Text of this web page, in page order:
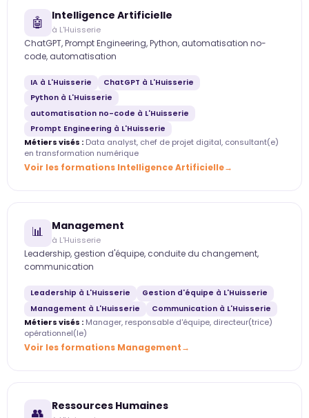
🤖 Intelligence Artificielle
à L'Huisserie
ChatGPT, Prompt Engineering, Python, automatisation no-
code, automatisation
IA à L'Huisserie
ChatGPT à L'Huisserie
Python à L'Huisserie
automatisation no-code à L'Huisserie
Prompt Engineering à L'Huisserie
Métiers visés : Data analyst, chef de projet digital, consultant(e)
en transformation numérique
Voir les formations Intelligence Artificielle
📊 Management
à L'Huisserie
Leadership, gestion d'équipe, conduite du changement,
communication
Leadership à L'Huisserie
Gestion d'équipe à L'Huisserie
Management à L'Huisserie
Communication à L'Huisserie
Métiers visés : Manager, responsable d'équipe, directeur(trice)
opérationnel(le)
Voir les formations Management
👥 Ressources Humaines